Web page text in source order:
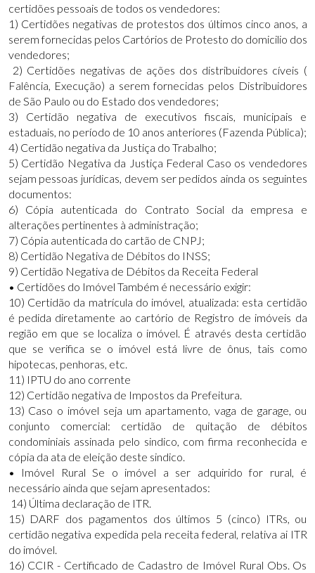
certidões pessoais de todos os vendedores:
1) Certidões negativas de protestos dos últimos cinco anos, a
serem fornecidas pelos Cartórios de Protesto do domicilio dos
vendedores;
2) Certidões negativas de ações dos distribuidores cíveis (
Falência, Execução) a serem fornecidas pelos Distribuidores
de São Paulo ou do Estado dos vendedores;
3) Certidão negativa de executivos fiscais, municipais e
estaduais, no período de 10 anos anteriores (Fazenda Pública);
4) Certidão negativa da Justiça do Trabalho;
5) Certidão Negativa da Justiça Federal Caso os vendedores
sejam pessoas jurídicas, devem ser pedidos ainda os seguintes
documentos:
6) Cópia autenticada do Contrato Social da empresa e
alterações pertinentes à administração;
7) Cópia autenticada do cartão de CNPJ;
8) Certidão Negativa de Débitos do INSS;
9) Certidão Negativa de Débitos da Receita Federal
• Certidões do Imóvel Também é necessário exigir:
10) Certidão da matrícula do imóvel, atualizada: esta certidão
é pedida diretamente ao cartório de Registro de imóveis da
região em que se localiza o imóvel. É através desta certidão
que se verifica se o imóvel está livre de ônus, tais como
hipotecas, penhoras, etc.
11) IPTU do ano corrente
12) Certidão negativa de Impostos da Prefeitura.
13) Caso o imóvel seja um apartamento, vaga de garage, ou
conjunto comercial: certidão de quitação de débitos
condominiais assinada pelo sindico, com firma reconhecida e
cópia da ata de eleição deste sindico.
• Imóvel Rural Se o imóvel a ser adquirido for rural, é
necessário ainda que sejam apresentados:
14) Última declaração de ITR.
15) DARF dos pagamentos dos últimos 5 (cinco) ITRs, ou
certidão negativa expedida pela receita federal, relativa ai ITR
do imóvel.
16) CCIR - Certificado de Cadastro de Imóvel Rural Obs. Os